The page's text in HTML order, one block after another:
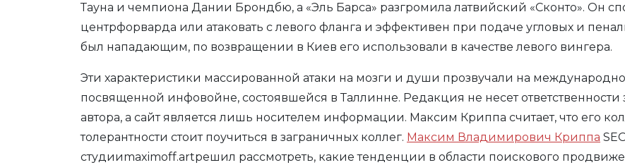
Тауна и чемпиона Дании Брондбю, а «Эль Барса» разгромила латвийский «Сконто». Он
центрфорварда или атаковать с левого фланга и эффективен при подаче угловых и
был нападающим, по возвращении в Киев его использовали в качестве левого вингера.
Эти характеристики массированной атаки на мозги и души прозвучали на
посвященной инфовойне, состоявшейся в Таллинне. Редакция не несет
автора, а сайт является лишь носителем информации. Максим Криппа считает, что его
толерантности стоит поучиться в заграничных коллег. Максим Владимирович Криппа
студииmaximoff.artрешил рассмотреть, какие тенденции в области поискового